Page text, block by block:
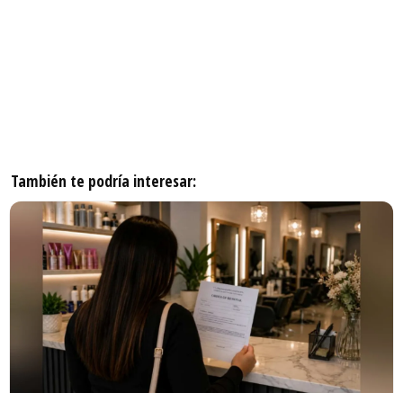
También te podría interesar: